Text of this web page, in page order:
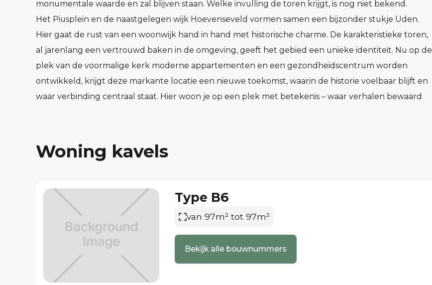
monumentale waarde en zal blijven staan. Welke invulling de toren krijgt, is nog niet bekend.
Het Piusplein en de naastgelegen wijk Hoevenseveld vormen samen een bijzonder stukje Uden.
Hier gaat de rust van een woonwijk hand in hand met historische charme. De karakteristieke toren,
al jarenlang een vertrouwd baken in de omgeving, geeft het gebied een unieke identiteit. Nu op de
plek van de voormalige kerk moderne appartementen en een gezondheidscentrum worden
ontwikkeld, krijgt deze markante locatie een nieuwe toekomst, waarin de historie voelbaar blijft en
waar verbinding centraal staat. Hier woon je op een plek met betekenis – waar verhalen bewaard
Een van de voordelen van een nieuwbouwappartement is dat deze aanzienlijk duurzamer is dan
een oudere woning of appartement. Onze nieuwbouwappartementen zijn zeer energiezuinig. Dat is
geïsoleerd en worden er duurzame technieken en materialen gebruikt tijdens de bouw. De
duurzame basis van je woning wordt verzorgd door Bouwbedrijf van de Ven en na oplevering kun je
hier naar eigen wens mee aan de slag.
Warmtepomp
Met een warmtepomp creëer je het perfecte comfortniveau in je woning tegen betaalbare kosten
en met respect voor de natuur en het milieu. Een warmtepomp haalt warmte uit de buitenlucht.
Deze lucht wordt door een warmtepomp omgezet in warmte wat, naast het verwarmen van het
Woning kavels
Type B6
van 97m² tot 97m²
Bekijk alle bouwnummers